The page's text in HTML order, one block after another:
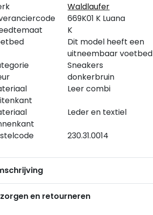
Waldlaufer
669K01 K Luana
K
Dit model heeft een
uitneembaar voetbed
Sneakers
donkerbruin
Leer combi
Leder en textiel
230.31.0014
en retourneren